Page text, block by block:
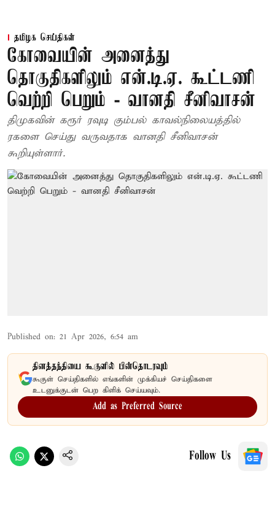
தமிழக செய்திகள்
கோவையின் அனைத்து
தொகுதிகளிலும் என்.டி.ஏ. கூட்டணி
வெற்றி பெறும் - வானதி சீனிவாசன்
திமுகவின் கரூர் ரவுடி கும்பல் காவல்நிலையத்தில்
ரகளை செய்து வருவதாக வானதி சீனிவாசன்
கூறியுள்ளார்.
Published on: 21 Apr 2026, 6:54 am
தினத்தந்தியை கூகுளில் பின்தொடரவும்
கூகுள் செய்திகளில் எங்களின் முக்கியச் செய்திகளை
உடனுக்குடன் பெற கிளிக் செய்யவும்.
Add as Preferred Source
Follow Us